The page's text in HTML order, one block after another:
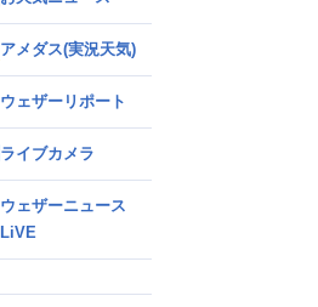
アメダス(実況天気)
ウェザーリポート
ライブカメラ
ウェザーニュース
LiVE